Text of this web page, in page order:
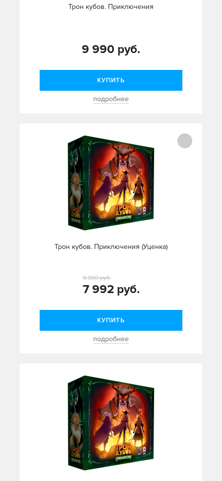
Трон кубов. Приключения
9 990 руб.
КУПИТЬ
подробнее
Трон кубов. Приключения (Уценка)
7 992 руб.
9 990 руб.
КУПИТЬ
подробнее